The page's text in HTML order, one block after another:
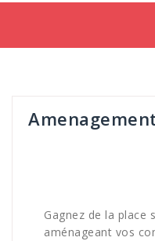
Gagnez de la place
aménageant vos